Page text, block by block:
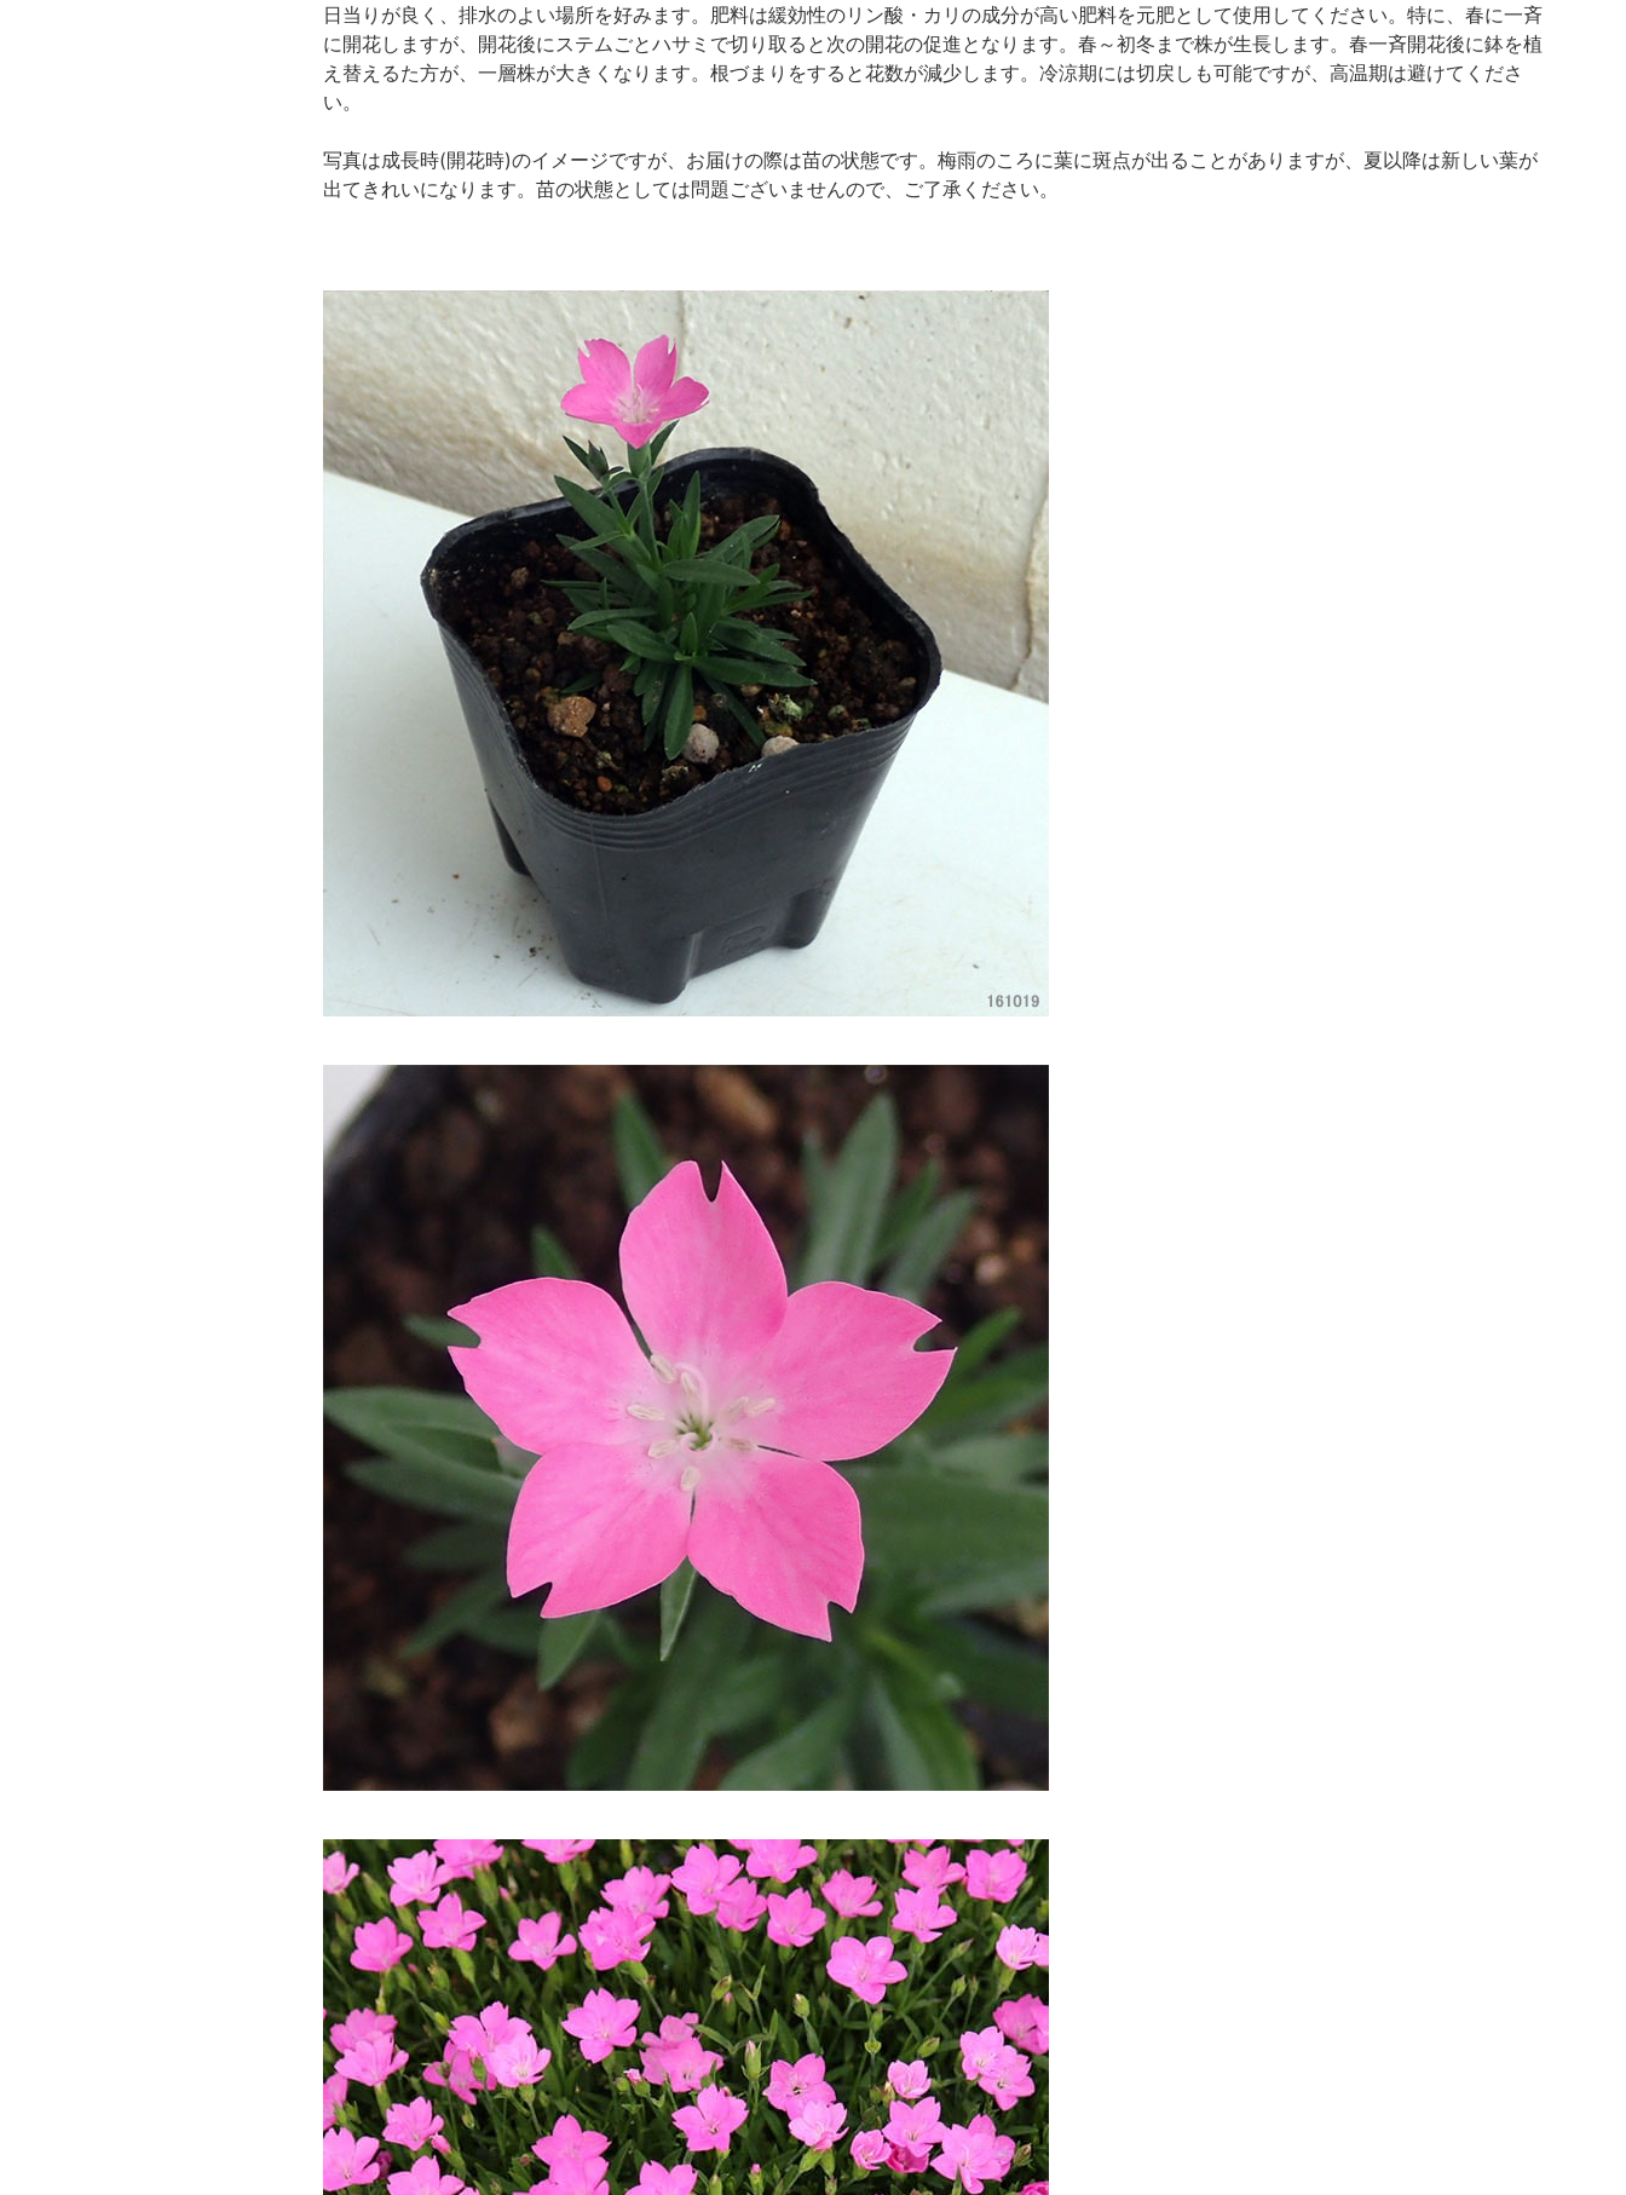
日当りが良く、排水のよい場所を好みます。肥料は緩効性のリン酸・カリの成分が高い肥料を元肥として使用してください。特に、春に一斉
に開花しますが、開花後にステムごとハサミで切り取ると次の開花の促進となります。春～初冬まで株が生長します。春一斉開花後に鉢を植
え替えるた方が、一層株が大きくなります。根づまりをすると花数が減少します。冷涼期には切戻しも可能ですが、高温期は避けてくださ
い。
写真は成長時(開花時)のイメージですが、お届けの際は苗の状態です。梅雨のころに葉に斑点が出ることがありますが、夏以降は新しい葉が
出てきれいになります。苗の状態としては問題ございませんので、ご了承ください。